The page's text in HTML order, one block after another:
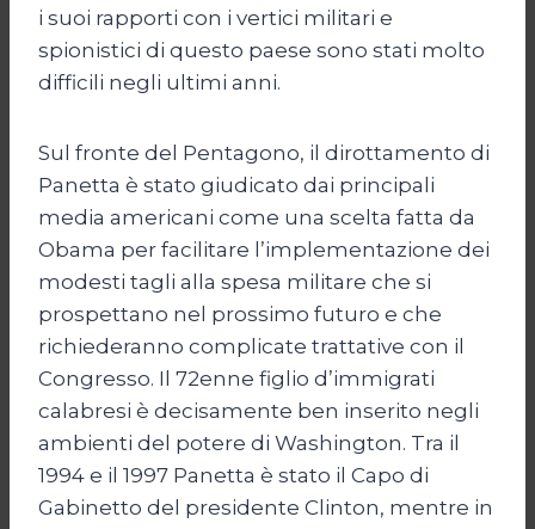
i suoi rapporti con i vertici militari e
spionistici di questo paese sono stati molto
difficili negli ultimi anni.
Sul fronte del Pentagono, il dirottamento di
Panetta è stato giudicato dai principali
media americani come una scelta fatta da
Obama per facilitare l’implementazione dei
modesti tagli alla spesa militare che si
prospettano nel prossimo futuro e che
richiederanno complicate trattative con il
Congresso. Il 72enne figlio d’immigrati
calabresi è decisamente ben inserito negli
ambienti del potere di Washington. Tra il
1994 e il 1997 Panetta è stato il Capo di
Gabinetto del presidente Clinton, mentre in